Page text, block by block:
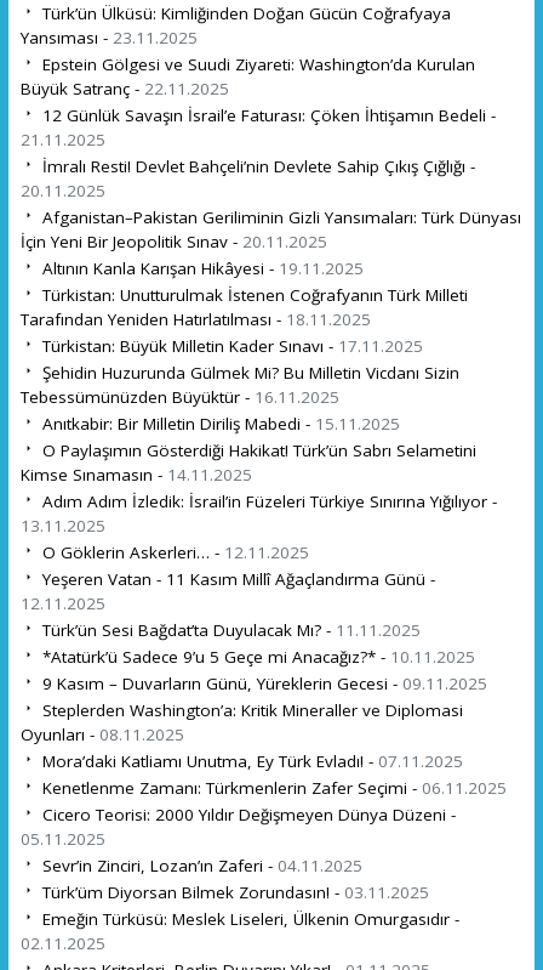
Türk’ün Ülküsü: Kimliğinden Doğan Gücün Coğrafyaya
Yansıması - 23.11.2025
Epstein Gölgesi ve Suudi Ziyareti: Washington’da Kurulan
Büyük Satranç - 22.11.2025
12 Günlük Savaşın İsrail’e Faturası: Çöken İhtişamın Bedeli -
21.11.2025
İmralı Resti! Devlet Bahçeli’nin Devlete Sahip Çıkış Çığlığı -
20.11.2025
Afganistan–Pakistan Geriliminin Gizli Yansımaları: Türk Dünyası
İçin Yeni Bir Jeopolitik Sınav - 20.11.2025
Altının Kanla Karışan Hikâyesi - 19.11.2025
Türkistan: Unutturulmak İstenen Coğrafyanın Türk Milleti
Tarafından Yeniden Hatırlatılması - 18.11.2025
Türkistan: Büyük Milletin Kader Sınavı - 17.11.2025
Şehidin Huzurunda Gülmek Mi? Bu Milletin Vicdanı Sizin
Tebessümünüzden Büyüktür - 16.11.2025
Anıtkabir: Bir Milletin Diriliş Mabedi - 15.11.2025
O Paylaşımın Gösterdiği Hakikat! Türk’ün Sabrı Selametini
Kimse Sınamasın - 14.11.2025
Adım Adım İzledik: İsrail’in Füzeleri Türkiye Sınırına Yığılıyor -
13.11.2025
O Göklerin Askerleri… - 12.11.2025
Yeşeren Vatan - 11 Kasım Millî Ağaçlandırma Günü -
12.11.2025
Türk’ün Sesi Bağdat’ta Duyulacak Mı? - 11.11.2025
*Atatürk’ü Sadece 9’u 5 Geçe mi Anacağız?* - 10.11.2025
9 Kasım – Duvarların Günü, Yüreklerin Gecesi - 09.11.2025
Steplerden Washington’a: Kritik Mineraller ve Diplomasi
Oyunları - 08.11.2025
Mora’daki Katliamı Unutma, Ey Türk Evladı! - 07.11.2025
Kenetlenme Zamanı: Türkmenlerin Zafer Seçimi - 06.11.2025
Cicero Teorisi: 2000 Yıldır Değişmeyen Dünya Düzeni -
05.11.2025
Sevr’in Zinciri, Lozan’ın Zaferi - 04.11.2025
Türk’üm Diyorsan Bilmek Zorundasın! - 03.11.2025
Emeğin Türküsü: Meslek Liseleri, Ülkenin Omurgasıdır -
02.11.2025